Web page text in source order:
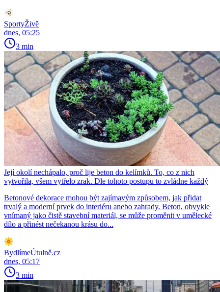
SportyŽivě
dnes, 05:25
3 min
Její okolí nechápalo, proč lije beton do kelímků. To, co z nich
vytvořila, všem vytřelo zrak. Dle tohoto postupu to zvládne každý
Betonové dekorace mohou být zajímavým způsobem, jak přidat
trvalý a moderní prvek do interiéru anebo zahrady. Beton, obvykle
vnímaný jako čistě stavební materiál, se může proměnit v umělecké
dílo a přinést nečekanou krásu do...
BydlímeÚtulně.cz
dnes, 05:17
3 min